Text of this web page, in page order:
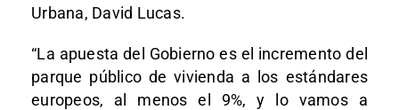
Urbana, David Lucas.
“La apuesta del Gobierno es el incremento del
parque público de vivienda a los estándares
europeos, al menos el 9%, y lo vamos a